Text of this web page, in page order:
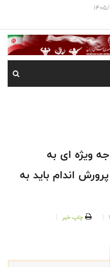
ویژه ای به
اندام باید به
چاپ خبر